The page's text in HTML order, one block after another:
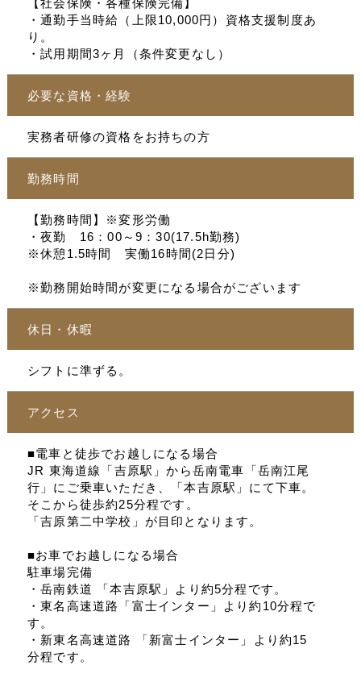
・通勤手当時給（上限10,000円）資格支援制度あ
り。
・試用期間3ヶ月（条件変更なし）
必要な資格・経験
実務者研修の資格をお持ちの方
勤務時間
【勤務時間】※変形労働
・夜勤 16：00～9：30(17.5h勤務)
※休憩1.5時間 実働16時間(2日分)
※勤務開始時間が変更になる場合がございます
休日・休暇
シフトに準ずる。
アクセス
■電車と徒歩でお越しになる場合
JR 東海道線「吉原駅」から岳南電車「岳南江尾
行」にご乗車いただき、「本吉原駅」にて下車。
そこから徒歩約25分程です。
「吉原第二中学校」が目印となります。
■お車でお越しになる場合
駐車場完備
・岳南鉄道 「本吉原駅」より約5分程です。
・東名高速道路「富士インター」より約10分程で
す。
・新東名高速道路 「新富士インター」より約15
分程です。